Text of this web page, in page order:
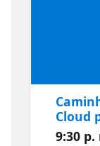
Cloud
9:30 p.